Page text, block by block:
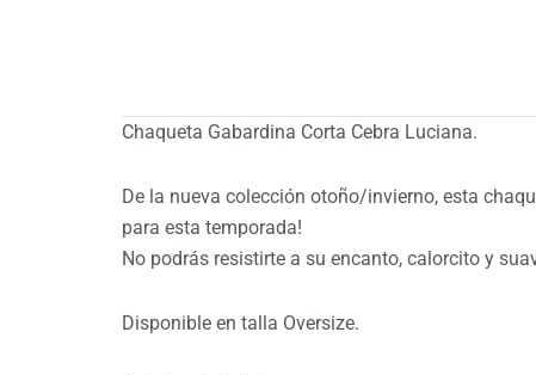
Chaqueta Gabardina Corta Cebra Luciana.
De la nueva colección otoño/invierno, esta
para esta temporada!
No podrás resistirte a su encanto, calorcito y
Disponible en talla Oversize.